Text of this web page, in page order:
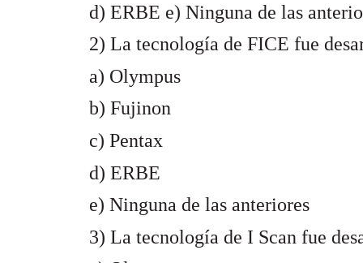
d) ERBE e) Ninguna de las
2) La tecnología de FICE fue
a) Olympus
b) Fujinon
c) Pentax
d) ERBE
e) Ninguna de las anteriores
3) La tecnología de I Scan fue